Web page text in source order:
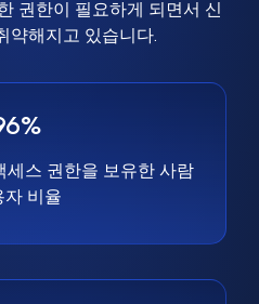
권한이 필요하게 되면서 신
약해지고 있습니다.
세스 권한을 보유한 사람
자 비율